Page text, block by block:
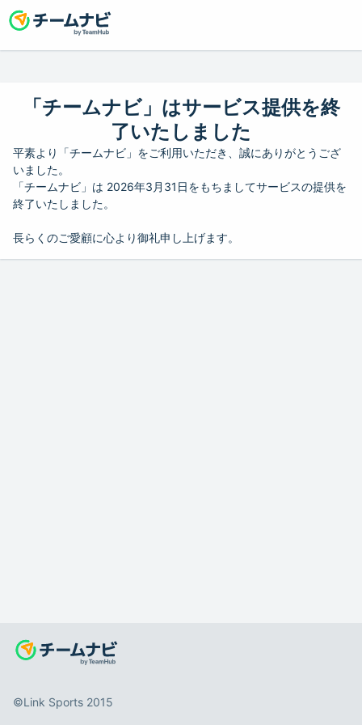
「チームナビ」はサービス提供を終
了いたしました
平素より「チームナビ」をご利用いただき、誠にありがとうござ
いました。
「チームナビ」は 2026年3月31日をもちましてサービスの提供を
終了いたしました。
長らくのご愛顧に心より御礼申し上げます。
©️Link Sports 2015